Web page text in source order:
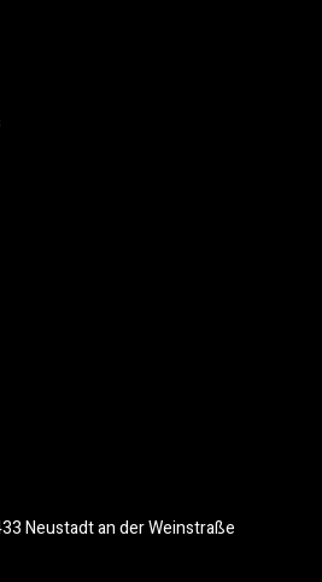
Neustadt an der Weinstraße